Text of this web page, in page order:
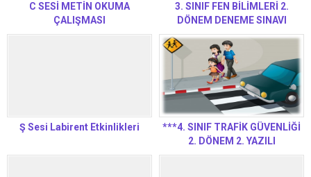
C SESİ METİN OKUMA
ÇALIŞMASI
3. SINIF FEN BİLİMLERİ 2.
DÖNEM DENEME SINAVI
Ş Sesi Labirent Etkinlikleri
***4. SINIF TRAFİK GÜVENLİĞİ
2. DÖNEM 2. YAZILI